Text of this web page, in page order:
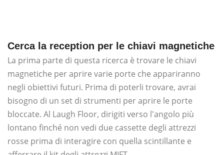
Cerca la reception per le chiavi magnetiche
La prima parte di questa ricerca è trovare le chiavi
magnetiche per aprire varie porte che appariranno
negli obiettivi futuri. Prima di poterli trovare, avrai
bisogno di un set di strumenti per aprire le porte
bloccate. Al Laugh Floor, dirigiti verso l'angolo più
lontano finché non vedi due cassette degli attrezzi
rosse prima di interagire con quella scintillante e